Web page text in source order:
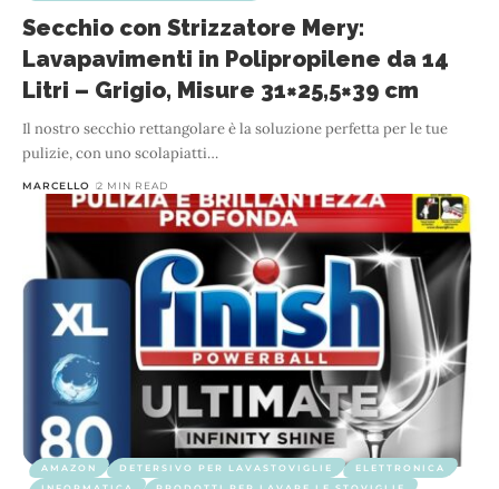
Secchio con Strizzatore Mery:
Lavapavimenti in Polipropilene da 14
Litri – Grigio, Misure 31×25,5×39 cm
Il nostro secchio rettangolare è la soluzione perfetta per le tue
pulizie, con uno scolapiatti…
MARCELLO 2 MIN READ
AMAZON DETERSIVO PER LAVASTOVIGLIE
ELETTRONICA